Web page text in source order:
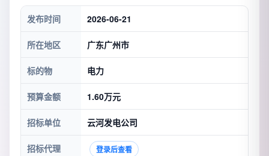
发布时间 2026-06-21
所在地区 广东广州市
标的物 电力
预算金额 1.60万元
招标单位 云河发电公司
招标代理 登录后查看